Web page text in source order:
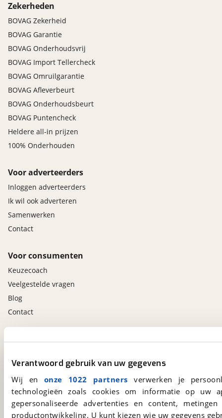
Verantwoord gebruik van uw gegevens
Wij en onze 1022 partners verwerken je
technologieën zoals cookies om informatie op
gepersonaliseerde advertenties en content,
productontwikkeling. U kunt kiezen wie uw gegevens
Zekerheden
BOVAG Zekerheid
BOVAG Garantie
BOVAG Onderhoudsvrij
BOVAG Import Tellercheck
BOVAG Omruilgarantie
BOVAG Afleverbeurt
BOVAG Onderhoudsbeurt
BOVAG Puntencheck
Heldere all-in prijzen
100% Onderhouden
Voor adverteerders
Inloggen adverteerders
Ik wil ook adverteren
Samenwerken
Contact
Voor consumenten
Keuzecoach
Veelgestelde vragen
Blog
Contact
viaBOVAG.nl
viaBOVAG.nl app
Altijd het meest recente aanbod bij de hand.
Download 'm nu.